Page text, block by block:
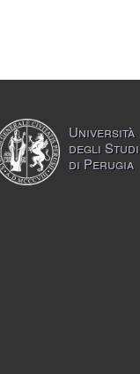
Università
degli Studi
di Perugia